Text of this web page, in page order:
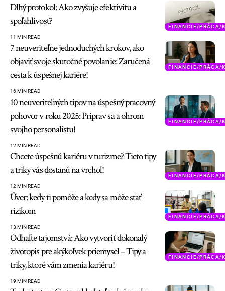
FINANCIE/PRÁCA/
Dlhý protokol: Ako zvyšuje efektivitu a
spoľahlivosť?
11 MIN READ
FINANCIE/PRÁCA/
7 neuveriteľne jednoduchých krokov, ako
objaviť svoje skutočné povolanie: Zaručená
cesta k úspešnej kariére!
16 MIN READ
FINANCIE/PRÁCA/
10 neuveriteľných tipov na úspešný pracovný
pohovor v roku 2025: Priprav sa a ohrom
svojho personalistu!
12 MIN READ
FINANCIE/PRÁCA/
Chcete úspešnú kariéru v turizme? Tieto tipy
a triky vás dostanú na vrchol!
12 MIN READ
FINANCIE/PRÁCA/
Úver: kedy ti pomôže a kedy sa môže stať
rizikom
13 MIN READ
FINANCIE/PRÁCA/
Odhaľte tajomstvá: Ako vytvoriť dokonalý
životopis pre akýkoľvek priemysel – Tipy a
triky, ktoré vám zmenia kariéru!
19 MIN READ